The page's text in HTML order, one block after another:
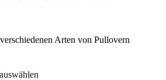
Arten von Pullovern